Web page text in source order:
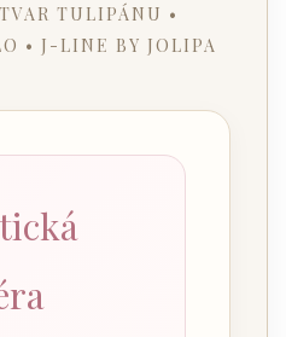
TULIPÁNU •
• J-LINE BY JOLIPA